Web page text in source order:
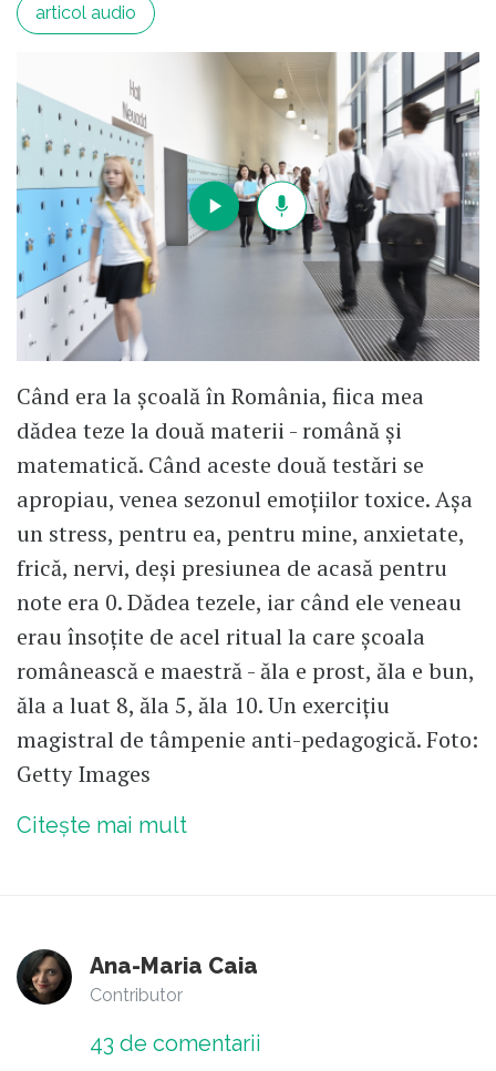
articol audio
Când era la școală în România, fiica mea
dădea teze la două materii - română și
matematică. Când aceste două testări se
apropiau, venea sezonul emoțiilor toxice. Așa
un stress, pentru ea, pentru mine, anxietate,
frică, nervi, deși presiunea de acasă pentru
note era 0. Dădea tezele, iar când ele veneau
erau însoțite de acel ritual la care școala
românească e maestră - ăla e prost, ăla e bun,
ăla a luat 8, ăla 5, ăla 10. Un exercițiu
magistral de tâmpenie anti-pedagogică. Foto:
Getty Images
Citește mai mult
Ana-Maria Caia
Contributor
43 de comentarii